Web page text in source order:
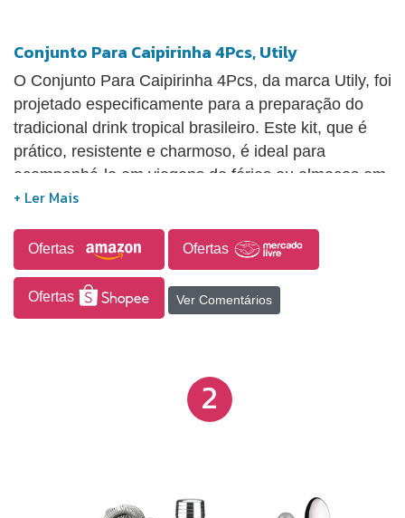
Conjunto Para Caipirinha 4Pcs, Utily
O Conjunto Para Caipirinha 4Pcs, da marca Utily, foi
projetado especificamente para a preparação do
tradicional drink tropical brasileiro. Este kit, que é
prático, resistente e charmoso, é ideal para
acompanhá-lo em viagens de férias ou almoços em
família.
Ofertas Ofertas
Ofertas Ver Comentários
2